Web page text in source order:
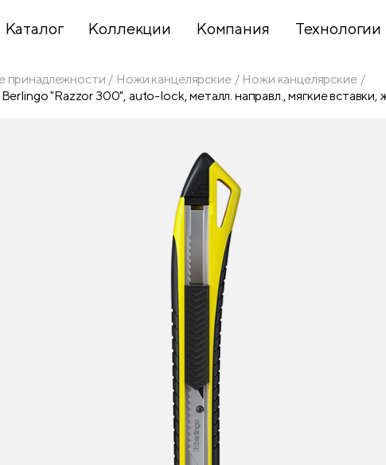
Каталог Коллекции Компания Технологии
принадлежности Ножи канцелярские
Ножи канцелярские
"Razzor 300", auto-lock, металл. направл., мягкие вставки,